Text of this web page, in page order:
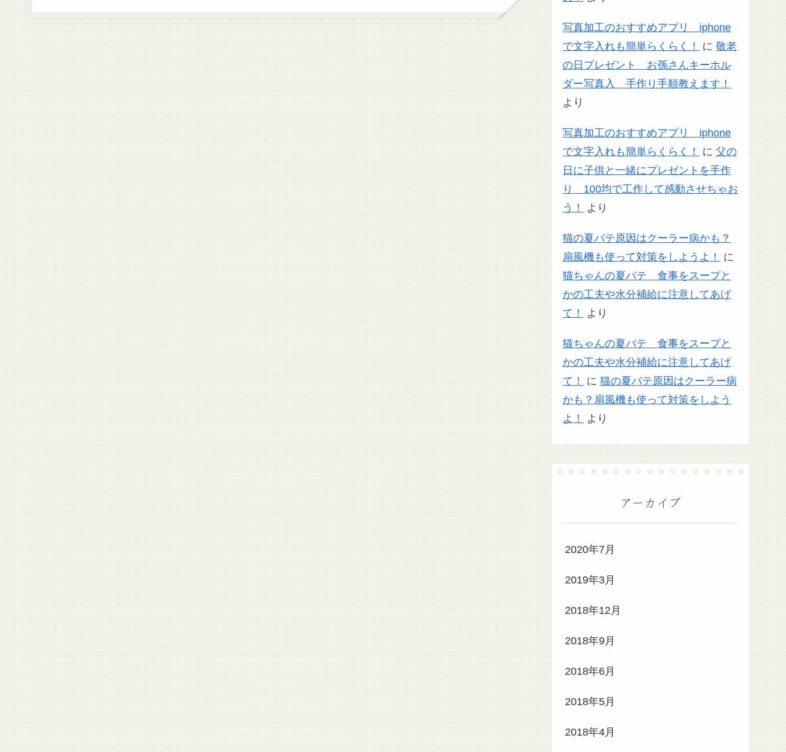
写真加工のおすすめアプリ iphone
で文字入れも簡単らくらく！
に 敬老
の日プレゼント お孫さんキーホル
ダー写真入 手作り手順教えます！
より
写真加工のおすすめアプリ iphone
で文字入れも簡単らくらく！
に 父の
日に子供と一緒にプレゼントを手作
り 100均で工作して感動させちゃお
う！
より
猫の夏バテ原因はクーラー病かも？
扇風機も使って対策をしようよ！
に
猫ちゃんの夏バテ 食事をスープと
かの工夫や水分補給に注意してあげ
て！
より
猫ちゃんの夏バテ 食事をスープと
かの工夫や水分補給に注意してあげ
て！
に 猫の夏バテ原因はクーラー病
かも？扇風機も使って対策をしよう
よ！
より
アーカイブ
2020年7月
2019年3月
2018年12月
2018年9月
2018年6月
2018年5月
2018年4月